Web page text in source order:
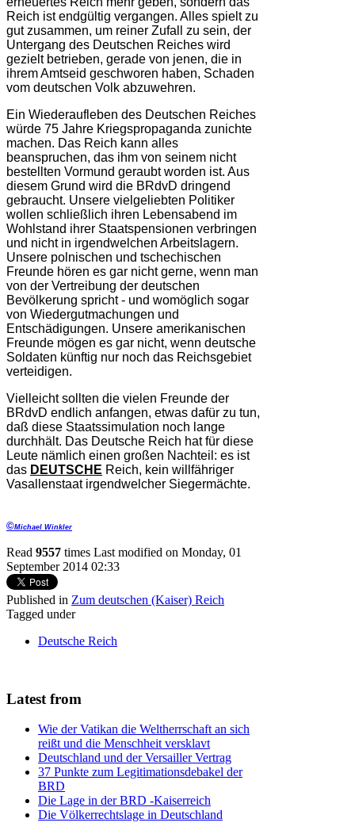
Reich ist endgültig vergangen. Alles spielt zu
gut zusammen, um reiner Zufall zu sein, der
Untergang des Deutschen Reiches wird
gezielt betrieben, gerade von jenen, die in
ihrem Amtseid geschworen haben, Schaden
vom deutschen Volk abzuwehren.
Ein Wiederaufleben des Deutschen Reiches
würde 75 Jahre Kriegspropaganda zunichte
machen. Das Reich kann alles
beanspruchen, das ihm von seinem nicht
bestellten Vormund geraubt worden ist. Aus
diesem Grund wird die BRdvD dringend
gebraucht. Unsere vielgeliebten Politiker
wollen schließlich ihren Lebensabend im
Wohlstand ihrer Staatspensionen verbringen
und nicht in irgendwelchen Arbeitslagern.
Unsere polnischen und tschechischen
Freunde hören es gar nicht gerne, wenn man
von der Vertreibung der deutschen
Bevölkerung spricht - und womöglich sogar
von Wiedergutmachungen und
Entschädigungen. Unsere amerikanischen
Freunde mögen es gar nicht, wenn deutsche
Soldaten künftig nur noch das Reichsgebiet
verteidigen.
Vielleicht sollten die vielen Freunde der
BRdvD endlich anfangen, etwas dafür zu tun,
daß diese Staatssimulation noch lange
durchhält. Das Deutsche Reich hat für diese
Leute nämlich einen großen Nachteil: es ist
das DEUTSCHE Reich, kein willfähriger
Vasallenstaat irgendwelcher Siegermächte.
©Michael Winkler
Read 9557 times Last modified on Monday, 01
September 2014 02:33
Published in Zum deutschen (Kaiser) Reich
Tagged under
Deutsche Reich
Latest from
Wie der Vatikan die Weltherrschaft an sich
reißt und die Menschheit versklavt
Deutschland und der Versailler Vertrag
37 Punkte zum Legitimationsdebakel der
BRD
Die Lage in der BRD -Kaiserreich
Die Völkerrechtslage in Deutschland